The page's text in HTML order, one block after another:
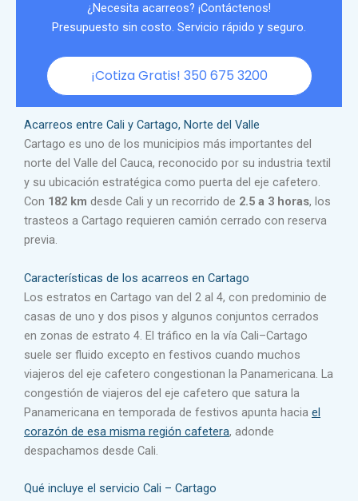
¿Necesita acarreos? ¡Contáctenos!
Presupuesto sin costo. Servicio rápido y seguro.
¡Cotiza Gratis! 350 675 3200
Acarreos entre Cali y Cartago, Norte del Valle
Cartago es uno de los municipios más importantes del
norte del Valle del Cauca, reconocido por su industria textil
y su ubicación estratégica como puerta del eje cafetero.
Con 182 km desde Cali y un recorrido de 2.5 a 3 horas, los
trasteos a Cartago requieren camión cerrado con reserva
previa.
Características de los acarreos en Cartago
Los estratos en Cartago van del 2 al 4, con predominio de
casas de uno y dos pisos y algunos conjuntos cerrados
en zonas de estrato 4. El tráfico en la vía Cali–Cartago
suele ser fluido excepto en festivos cuando muchos
viajeros del eje cafetero congestionan la Panamericana. La
congestión de viajeros del eje cafetero que satura la
Panamericana en temporada de festivos apunta hacia el
corazón de esa misma región cafetera, adonde
despachamos desde Cali.
Qué incluye el servicio Cali – Cartago